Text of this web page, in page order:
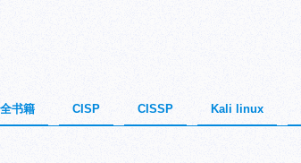
书籍 CISP CISSP Kali linux